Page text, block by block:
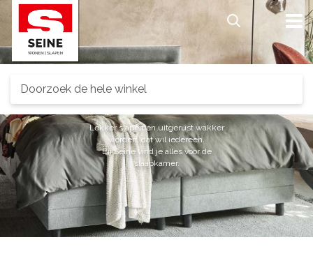
Slapen.
Lekker slapen en uitgerust wakker
worden, dat wil iedereen.
Bij Seine vind je alles voor de
slaapkamer.
Search